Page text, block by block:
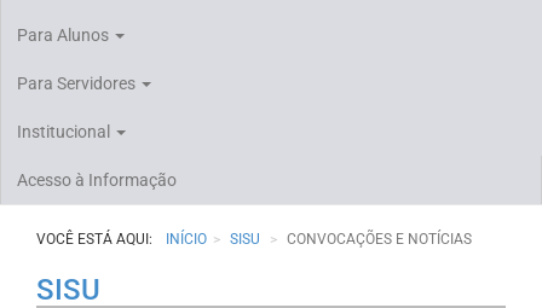
Para Alunos
Para Servidores
Institucional
Acesso à Informação
VOCÊ ESTÁ AQUI: INÍCIO SISU CONVOCAÇÕES E NOTÍCIAS
SISU